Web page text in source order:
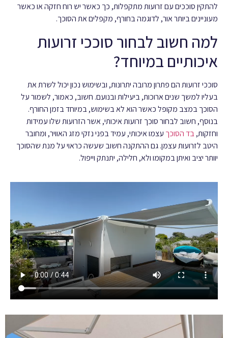
להתקין סוככים עם זרועות מתקפלות, כך כאשר יש רוח חזקה או כאשר
מעוניינים ביותר אור, לדוגמה בחורף, מקפלים את הסוכך.
למה חשוב לבחור סוככי זרועות
איכותיים במיוחד?
סוככי זרועות הם פתרון מרובה יתרונות, ובשימוש נכון יכול לשרת את
בעליו למשך שנים ארוכות, ביעילות ובנועם. חשוב, כאמור, לשמור על
הסוכך במצב מקופל כאשר הוא לא בשימוש, במיוחד בזמן החורף.
בנוסף, חשוב לבחור סוכך זרועות איכותי, אשר הזרועות שלו עמידות
וחזקות,בד הסוכך עצמו איכותי, עמיד בפני נזקי מזג האוויר, ומחובר
היטב לזרועות עצמן. גם ההתקנה חשוב שעשה כראוי על מנת שהסוכך
יוותר יציב ואיתן במקומו ולא, חלילה, יתנתק וייפול.